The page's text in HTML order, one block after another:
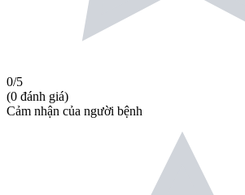
0/5
(0 đánh giá)
Cảm nhận của người bệnh